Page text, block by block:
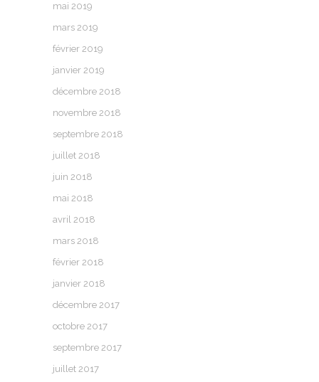
mai 2019
mars 2019
février 2019
janvier 2019
décembre 2018
novembre 2018
septembre 2018
juillet 2018
juin 2018
mai 2018
avril 2018
mars 2018
février 2018
janvier 2018
décembre 2017
octobre 2017
septembre 2017
juillet 2017